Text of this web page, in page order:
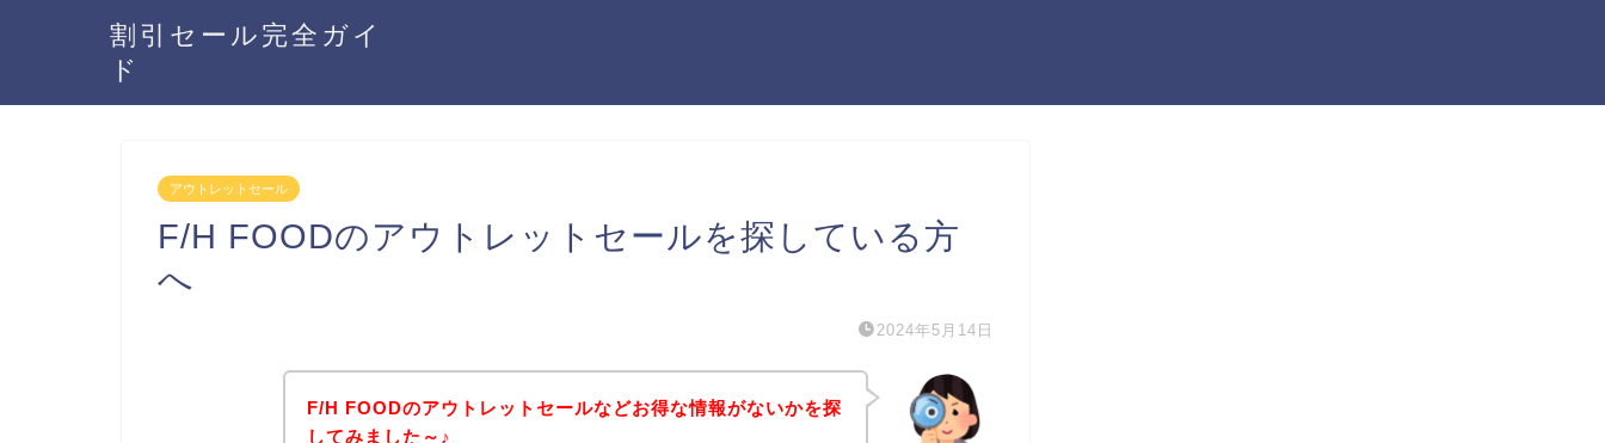
割引セール完全ガイ
ド
アウトレットセール
F/H FOODのアウトレットセールを探している方
へ
2024年5月14日
F/H FOODのアウトレットセールなどお得な情報がないかを探
してみました～♪